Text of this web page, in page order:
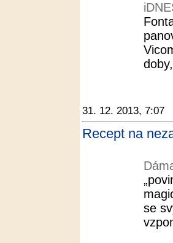
31. 12. 2013, 7:07
Recept na
se